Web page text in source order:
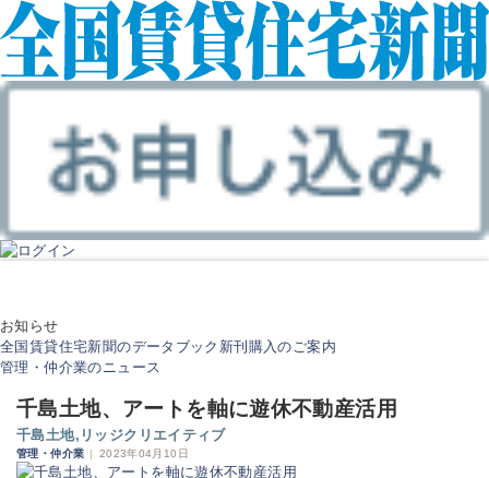
お知らせ
全国賃貸住宅新聞のデータブック新刊購入のご案内
管理・仲介業のニュース
千島土地、アートを軸に遊休不動産活用
千島土地,リッジクリエイティブ
管理・仲介業 | 2023年04月10日